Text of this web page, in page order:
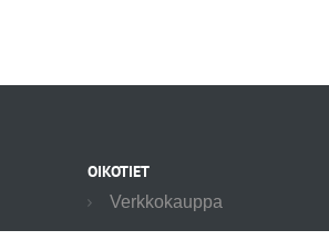
OIKOTIET
Verkkokauppa